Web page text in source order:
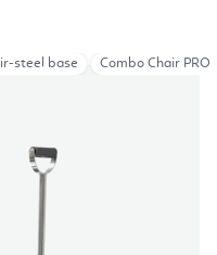
steel base Combo Chair PRO